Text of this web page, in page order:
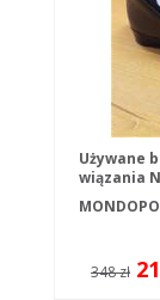
Używane
wiązania
348 zł